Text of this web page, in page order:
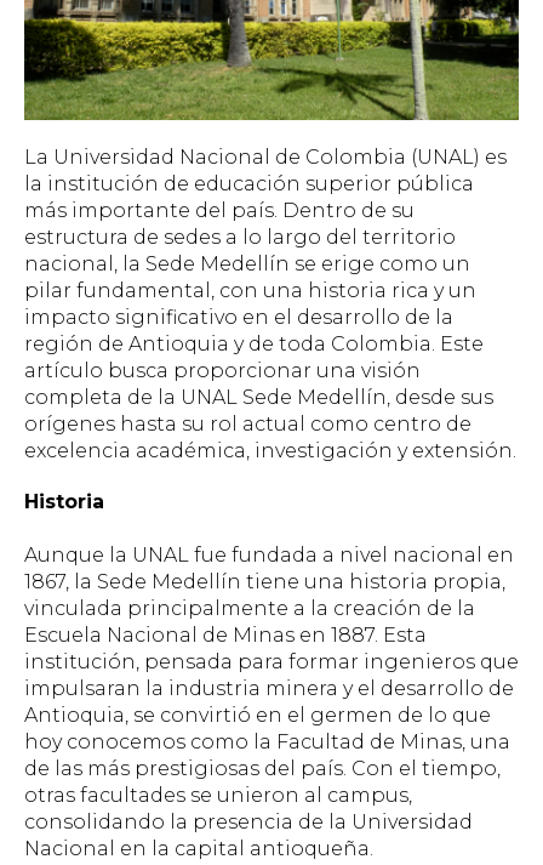
La Universidad Nacional de Colombia (UNAL) es
la institución de educación superior pública
más importante del país. Dentro de su
estructura de sedes a lo largo del territorio
nacional, la Sede Medellín se erige como un
pilar fundamental, con una historia rica y un
impacto significativo en el desarrollo de la
región de Antioquia y de toda Colombia. Este
artículo busca proporcionar una visión
completa de la UNAL Sede Medellín, desde sus
orígenes hasta su rol actual como centro de
excelencia académica, investigación y extensión.
Historia
Aunque la UNAL fue fundada a nivel nacional en
1867, la Sede Medellín tiene una historia propia,
vinculada principalmente a la creación de la
Escuela Nacional de Minas en 1887. Esta
institución, pensada para formar ingenieros que
impulsaran la industria minera y el desarrollo de
Antioquia, se convirtió en el germen de lo que
hoy conocemos como la Facultad de Minas, una
de las más prestigiosas del país. Con el tiempo,
otras facultades se unieron al campus,
consolidando la presencia de la Universidad
Nacional en la capital antioqueña.